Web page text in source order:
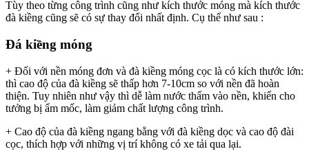
Tùy theo từng công trình cũng như kích thước móng mà kích thước
đà kiềng cũng sẽ có sự thay đổi nhất định. Cụ thể như sau :
Đá kiềng móng
+ Đối với nền móng đơn và đà kiềng móng cọc là có kích thước lớn:
thì cao độ của đà kiềng sẽ thấp hơn 7-10cm so với nền đã hoàn
thiện. Tuy nhiên như vậy thì dễ làm nước thấm vào nền, khiến cho
tưởng bị ẩm mốc, làm giảm chất lượng công trình.
+ Cao độ của đà kiềng ngang bằng với đà kiềng dọc và cao độ đài
cọc, thích hợp với những vị trí không có xe tải qua lại.